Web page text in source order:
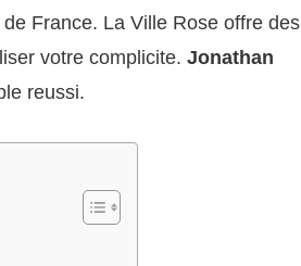
France. La Ville Rose offre des
votre complicite. Jonathan
reussi.